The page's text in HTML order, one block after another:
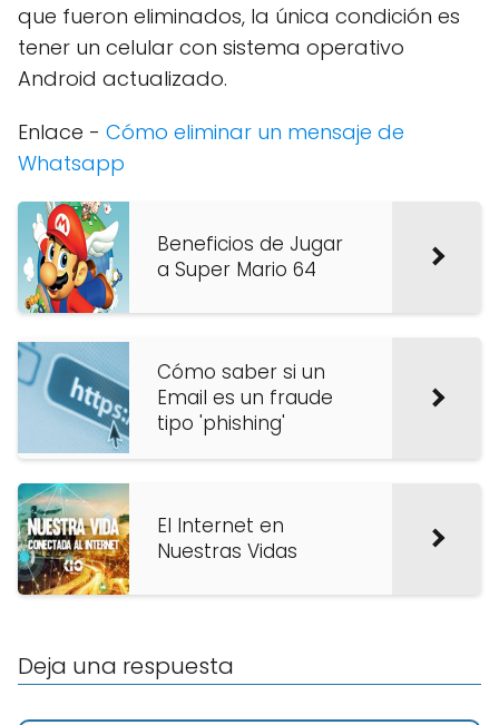
que fueron eliminados, la única condición es
tener un celular con sistema operativo
Android actualizado.
Enlace - Cómo eliminar un mensaje de
Whatsapp
Beneficios de Jugar
a Super Mario 64
Cómo saber si un
Email es un fraude
tipo 'phishing'
El Internet en
Nuestras Vidas
Deja una respuesta